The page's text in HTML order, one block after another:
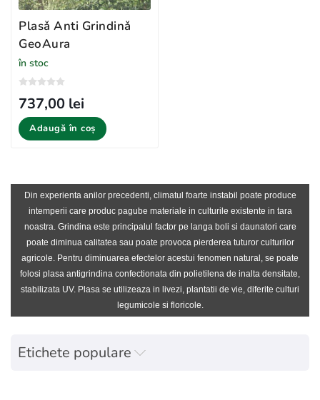
Plasǎ Anti Grindinǎ
GeoAura
în stoc
737,00 lei
Adaugă în coș
Din experienta anilor precedenti, climatul foarte instabil poate produce
intemperii care produc pagube materiale in culturile existente in tara
noastra. Grindina este principalul factor pe langa boli si daunatori care
poate diminua calitatea sau poate provoca pierderea tuturor culturilor
agricole. Pentru diminuarea efectelor acestui fenomen natural, se poate
folosi plasa antigrindina confectionata din polietilena de inalta densitate,
stabilizata UV. Plasa se utilizeaza in livezi, plantatii de vie, diferite culturi
legumicole si floricole.
Etichete populare